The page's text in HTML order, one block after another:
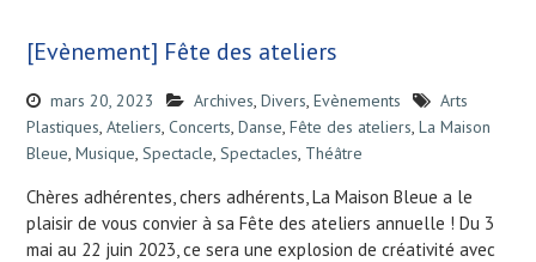
[Evènement] Fête des ateliers
mars 20, 2023 Archives, Divers, Evènements
Arts
Plastiques, Ateliers, Concerts, Danse, Fête des ateliers, La Maison
Bleue, Musique, Spectacle, Spectacles, Théâtre
Chères adhérentes, chers adhérents, La Maison Bleue a le
plaisir de vous convier à sa Fête des ateliers annuelle ! Du 3
mai au 22 juin 2023, ce sera une explosion de créativité avec